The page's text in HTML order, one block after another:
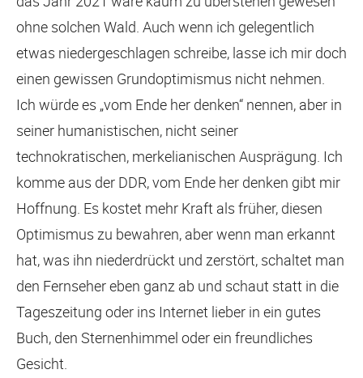
ohne solchen Wald. Auch wenn ich gelegentlich
etwas niedergeschlagen schreibe, lasse ich mir doch
einen gewissen Grundoptimismus nicht nehmen.
Ich würde es „vom Ende her denken“ nennen, aber in
seiner humanistischen, nicht seiner
technokratischen, merkelianischen Ausprägung. Ich
komme aus der DDR, vom Ende her denken gibt mir
Hoffnung. Es kostet mehr Kraft als früher, diesen
Optimismus zu bewahren, aber wenn man erkannt
hat, was ihn niederdrückt und zerstört, schaltet man
den Fernseher eben ganz ab und schaut statt in die
Tageszeitung oder ins Internet lieber in ein gutes
Buch, den Sternenhimmel oder ein freundliches
Gesicht.